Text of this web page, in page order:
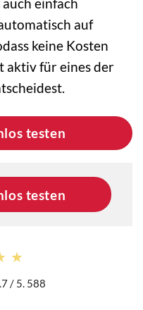
auf
keine Kosten
aktiv für eines der
testen
testen
/ 5. 588